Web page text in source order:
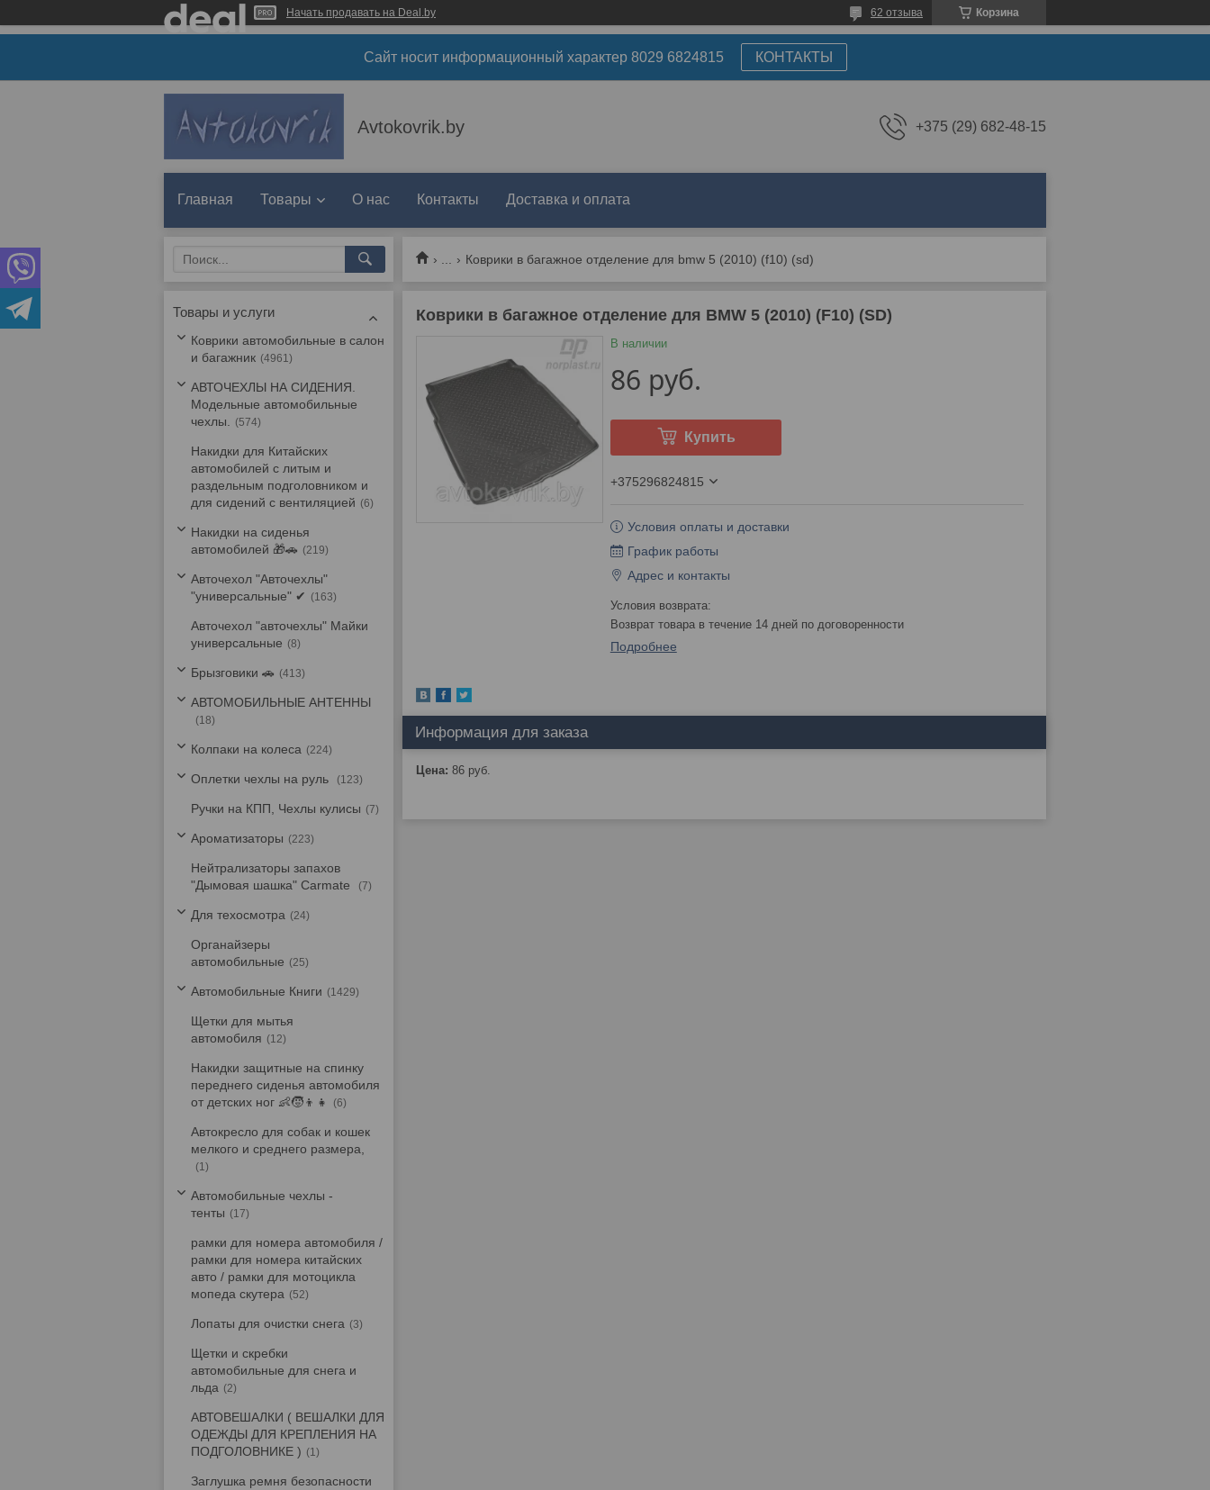
Начать продавать на Deal.by Корзина
62 отзыва
Сайт носит информационный характер 8029 6824815 КОНТАКТЫ
Avtokovrik.by +375 (29) 682-48-15
Главная Товары О нас Контакты Доставка и оплата
Коврики в багажное отделение для bmw 5 (2010) (f10) (sd)
Коврики в багажное отделение для BMW 5 (2010) (F10) (SD)
В наличии
86 руб.
Купить
+375296824815
Условия оплаты и доставки
График работы
Адрес и контакты
возврат товара в течение 14 дней по договоренности
Подробнее
Информация для заказа
Цена: 86 руб.
Товары и услуги
Коврики автомобильные в салон
и багажник
4961
АВТОЧЕХЛЫ НА СИДЕНИЯ.
Модельные автомобильные
чехлы.
574
Накидки для Китайских
автомобилей с литым и
раздельным подголовником и
для сидений с вентиляцией
6
Накидки на сиденья
автомобилей 🎁🚗
219
Авточехол "Авточехлы"
"универсальные" ✔
163
Авточехол "авточехлы" Майки
универсальные
8
Брызговики 🚗 413
АВТОМОБИЛЬНЫЕ АНТЕННЫ
18
Колпаки на колеса 224
Оплетки чехлы на руль 123
Ручки на КПП, Чехлы кулисы 7
Ароматизаторы 223
Нейтрализаторы запахов
"Дымовая шашка" Carmate
7
Для техосмотра 24
Органайзеры
автомобильные
25
Автомобильные Книги 1429
Щетки для мытья
автомобиля
12
Накидки защитные на спинку
переднего сиденья автомобиля
от детских ног 👶🧒👦👧
6
Автокресло для собак и кошек
мелкого и среднего размера,
1
Автомобильные чехлы -
тенты
17
рамки для номера автомобиля /
рамки для номера китайских
авто / рамки для мотоцикла
мопеда скутера
52
Лопаты для очистки снега 3
Щетки и скребки
автомобильные для снега и
льда
2
АВТОВЕШАЛКИ ( ВЕШАЛКИ ДЛЯ
ОДЕЖДЫ ДЛЯ КРЕПЛЕНИЯ НА
ПОДГОЛОВНИКЕ )
1
Заглушка ремня безопасности